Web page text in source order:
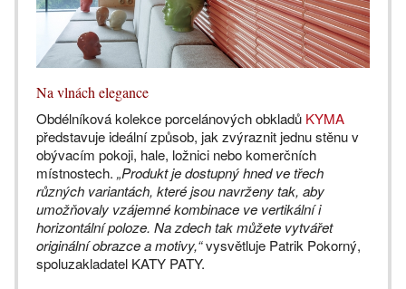
Na vlnách elegance
Obdélníková kolekce porcelánových obkladů KYMA
představuje ideální způsob, jak zvýraznit jednu stěnu v
obývacím pokoji, hale, ložnici nebo komerčních
místnostech. „Produkt je dostupný hned ve třech
různých variantách, které jsou navrženy tak, aby
umožňovaly vzájemné kombinace ve vertikální i
horizontální poloze. Na zdech tak můžete vytvářet
originální obrazce a motivy,“vysvětluje Patrik Pokorný,
spoluzakladatel KATY PATY.